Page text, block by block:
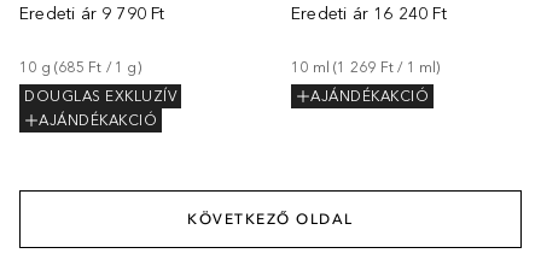
Eredeti ár 9 790 Ft
10 g (685 Ft / 1 g)
DOUGLAS EXKLUZÍV
AJÁNDÉKAKCIÓ
Eredeti ár 16 240 Ft
10 ml (1 269 Ft / 1 ml)
AJÁNDÉKAKCIÓ
KÖVETKEZŐ OLDAL